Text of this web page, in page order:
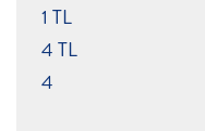
1 TL
4 TL
4